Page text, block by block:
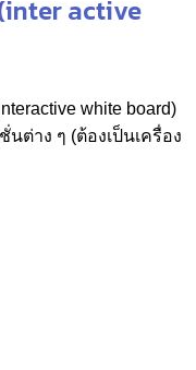
active
white board)
ต่าง ๆ (ต้องเป็นเครื่อง